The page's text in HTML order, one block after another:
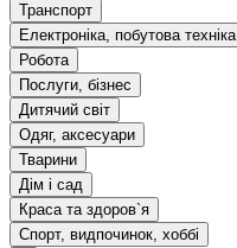
Транспорт
Електроніка, побутова техніка
Робота
Послуги, бізнес
Дитячий світ
Одяг, аксесуари
Тварини
Дім і сад
Краса та здоров`я
Спорт, видпочинок, хоббі